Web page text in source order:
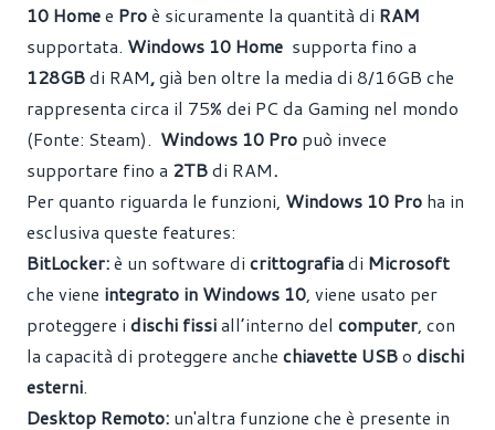
10 Homee Proè sicuramente la quantità di RAM
supportata. Windows 10 Home supporta fino a
128GBdi RAM,già ben oltre la media di 8/16GB che
rappresenta circa il 75% dei PC da Gaming nel mondo
(Fonte: Steam). Windows 10 Pro può invece
supportare fino a 2TBdi RAM.
Per quanto riguarda le funzioni, Windows 10 Pro ha in
esclusiva queste features:
BitLocker:è un software di crittografiadi Microsoft
che viene integrato in Windows 10, viene usato per
proteggere i dischi fissiall’interno del computer, con
la capacità di proteggere anche chiavette USBo dischi
esterni.
Desktop Remoto: un'altra funzione che è presente in